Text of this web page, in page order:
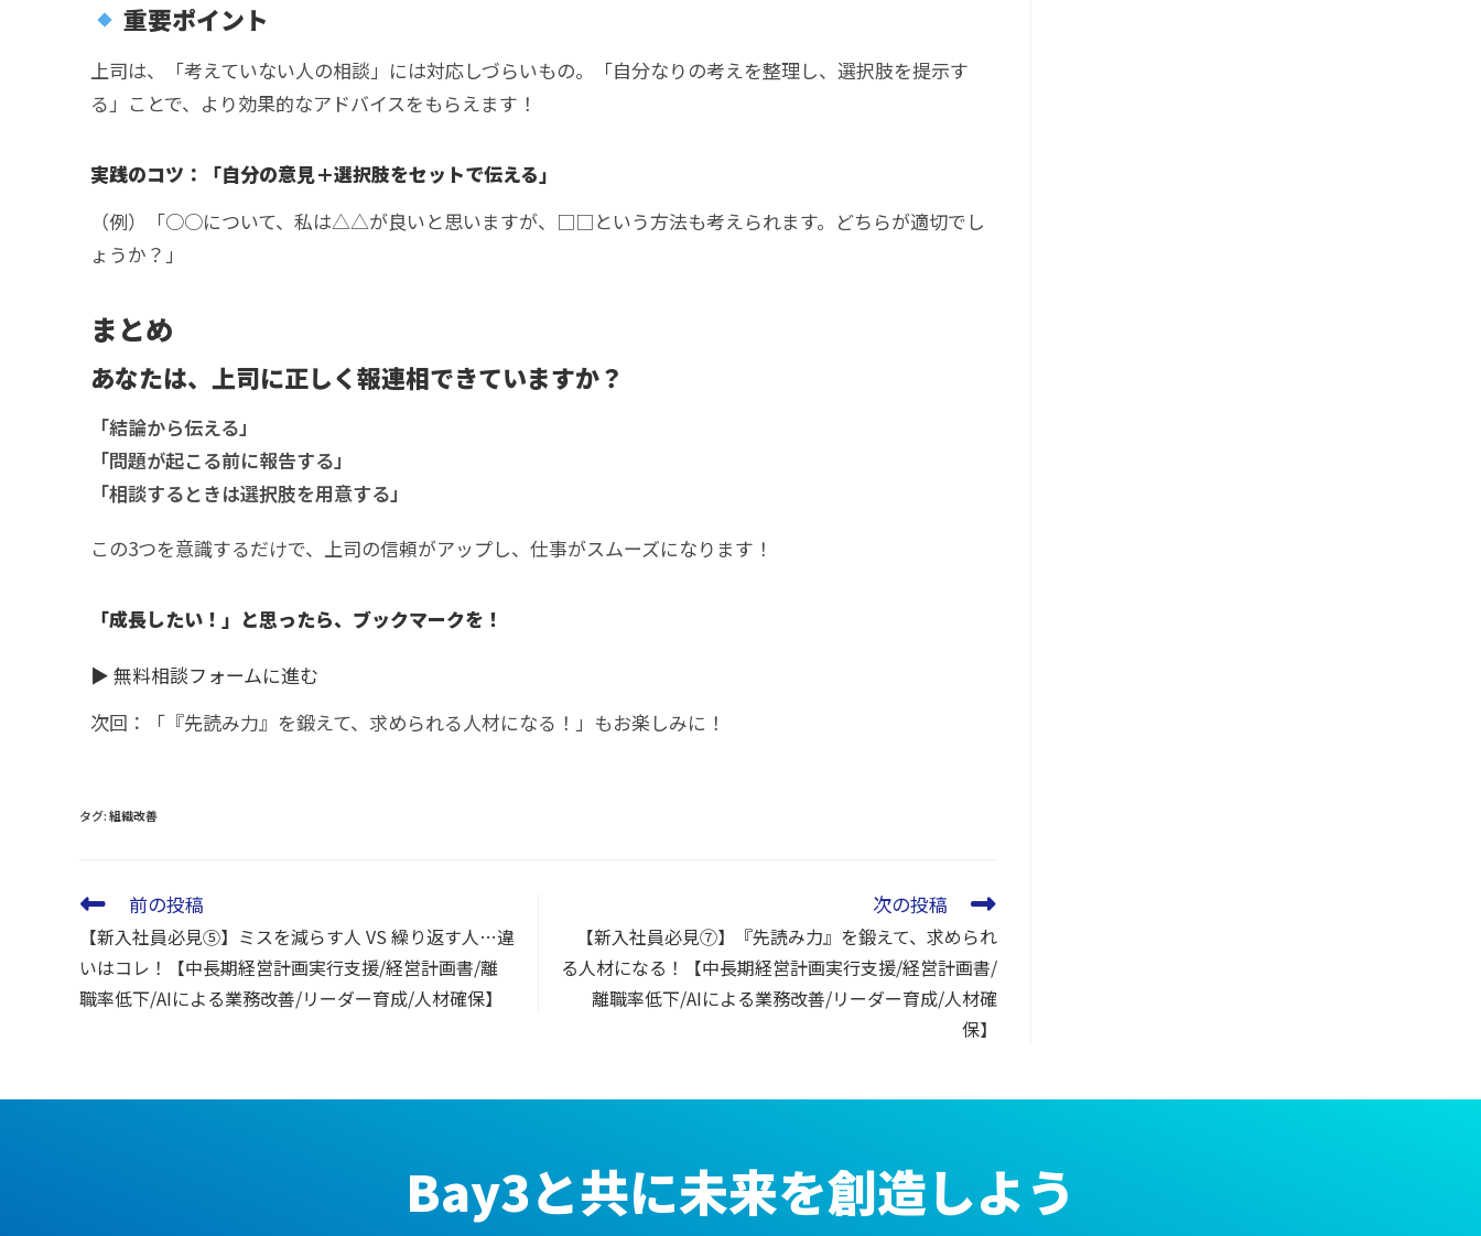
重要ポイント
上司は、「考えていない人の相談」には対応しづらいもの。「自分なりの考えを整理し、選択肢を提示す
る」ことで、より効果的なアドバイスをもらえます！
実践のコツ：「自分の意見＋選択肢をセットで伝える」
（例）「○○について、私は△△が良いと思いますが、□□という方法も考えられます。どちらが適切でし
ょうか？」
まとめ
あなたは、上司に正しく報連相できていますか？
「結論から伝える」
「問題が起こる前に報告する」
「相談するときは選択肢を用意する」
この3つを意識するだけで、上司の信頼がアップし、仕事がスムーズになります！
「成長したい！」と思ったら、ブックマークを！
▶ 無料相談フォームに進む
次回：「『先読み力』を鍛えて、求められる人材になる！」もお楽しみに！
タグ:組織改善
前の投稿
【新入社員必見⑤】ミスを減らす人 VS 繰り返す人…違
いはコレ！【中長期経営計画実行支援/経営計画書/離
職率低下/AIによる業務改善/リーダー育成/人材確保】
次の投稿
【新入社員必見⑦】『先読み力』を鍛えて、求められ
る人材になる！【中長期経営計画実行支援/経営計画書/
離職率低下/AIによる業務改善/リーダー育成/人材確
保】
Bay3と共に未来を創造しよう